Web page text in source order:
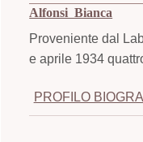
Alfonsi Bianca
Proveniente dal
e aprile 1934
PROFILO